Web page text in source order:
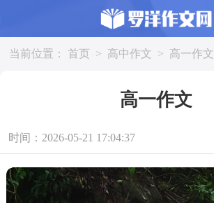
当前位置： 首页 > 高中作文 > 高一作文
高一作文
时间：2026-05-21 17:04:37